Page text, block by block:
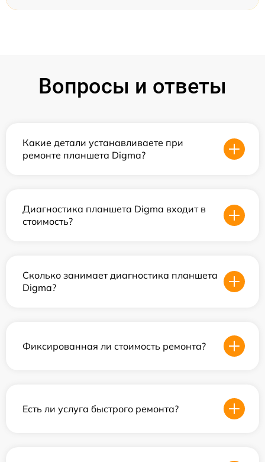
Вопросы и ответы
Какие детали устанавливаете при
ремонте планшета Digma?
Диагностика планшета Digma входит в
стоимость?
Сколько занимает диагностика планшета
Digma?
Фиксированная ли стоимость ремонта?
Есть ли услуга быстрого ремонта?